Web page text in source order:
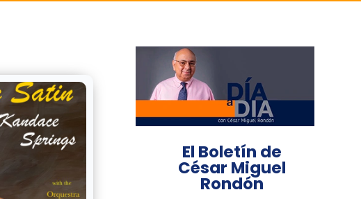
El Boletín de
César Miguel
Rondón